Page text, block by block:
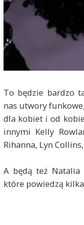
To będzie bardzo
nas utwory
dla kobiet i od
innymi Kelly
Rihanna, Lyn
A będą też Natalia
które powiedzą